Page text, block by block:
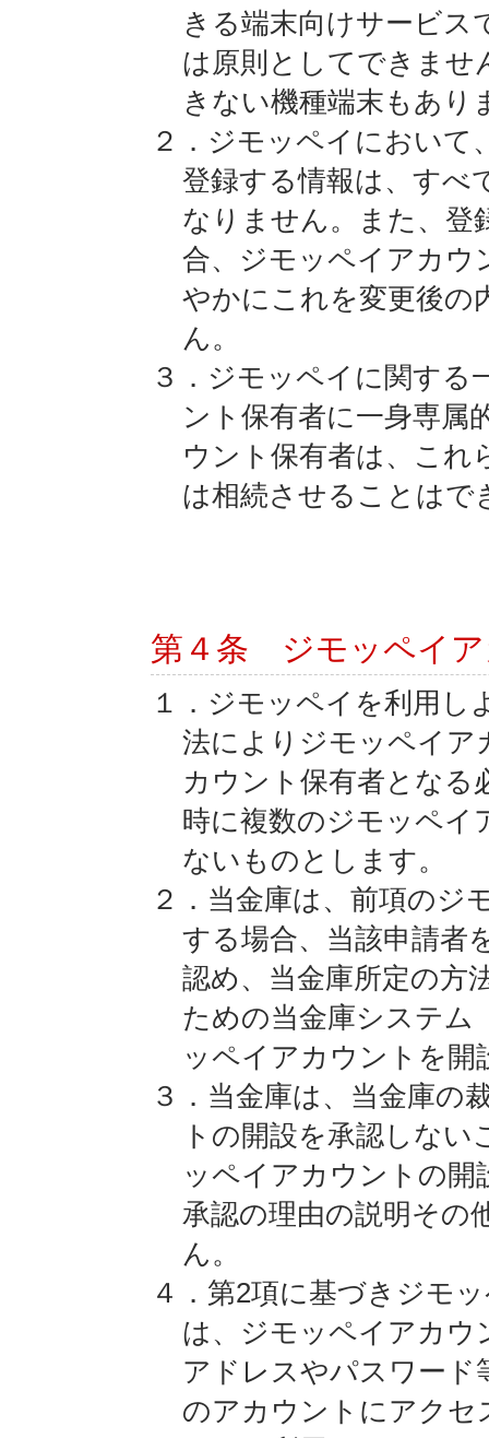
きる端末向けサービス
は原則としてできませ
きない機種端末もあり
２．ジモッペイにおいて
登録する情報は、すべ
なりません。また、登
合、ジモッペイアカウ
やかにこれを変更後の
ん。
３．ジモッペイに関する
ント保有者に一身専属
ウント保有者は、これ
は相続させることはで
第４条 ジモッペイア
１．ジモッペイを利用し
法によりジモッペイア
カウント保有者となる
時に複数のジモッペイ
ないものとします。
２．当金庫は、前項のジ
する場合、当該申請者
認め、当金庫所定の方
ための当金庫システム
ッペイアカウントを開
３．当金庫は、当金庫の
トの開設を承認しな
ッペイアカウントの開
承認の理由の説明その
ん。
４．第2項に基づきジモ
は、ジモッペイアカウ
アドレスやパスワード
のアカウントにアクセ